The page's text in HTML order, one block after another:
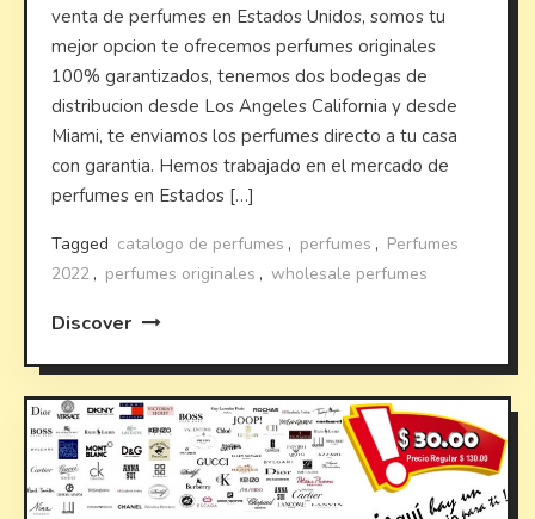
venta de perfumes en Estados Unidos, somos tu
mejor opcion te ofrecemos perfumes originales
100% garantizados, tenemos dos bodegas de
distribucion desde Los Angeles California y desde
Miami, te enviamos los perfumes directo a tu casa
con garantia. Hemos trabajado en el mercado de
perfumes en Estados […]
Tagged catalogo de perfumes , perfumes , Perfumes
2022 , perfumes originales , wholesale perfumes
Discover